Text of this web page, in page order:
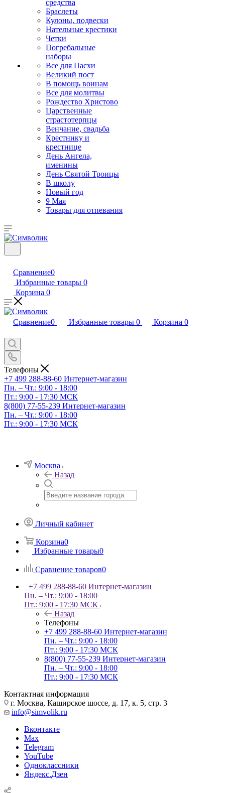
средства
Браслеты
Кулоны, подвески
Нательные крестики
Четки
Погребальные
наборы
Все для Пасхи
Великий пост
В помощь воинам
Все для молитвы
Рождество Христово
Царственные
страстотерпцы
Венчание, свадьба
Крестнику и
крестнице
День Ангела,
именины
День Святой Троицы
В школу
Новый год
9 Мая
Товары для отпевания
Сравнение0
Избранные товары 0
Корзина 0
Сравнение0 Избранные товары 0 Корзина 0
Телефоны
+7 499 288-88-60 Интернет-магазин
Пн. – Чт.: 9:00 - 18:00
Пт.: 9:00 - 17:30 МСК
8(800) 77-55-239 Интернет-магазин
Пн. – Чт.: 9:00 - 18:00
Пт.: 9:00 - 17:30 МСК
Москва
Назад
Личный кабинет
Корзина0
Избранные товары0
Сравнение товаров0
+7 499 288-88-60 Интернет-магазин
Пн. – Чт.: 9:00 - 18:00
Пт.: 9:00 - 17:30 МСК
Назад
Телефоны
+7 499 288-88-60 Интернет-магазин
Пн. – Чт.: 9:00 - 18:00
Пт.: 9:00 - 17:30 МСК
8(800) 77-55-239 Интернет-магазин
Пн. – Чт.: 9:00 - 18:00
Пт.: 9:00 - 17:30 МСК
Контактная информация
г. Москва, Каширское шоссе, д. 17, к. 5, стр. 3
info@simvolik.ru
Вконтакте
Max
Telegram
YouTube
Одноклассники
Яндекс.Дзен